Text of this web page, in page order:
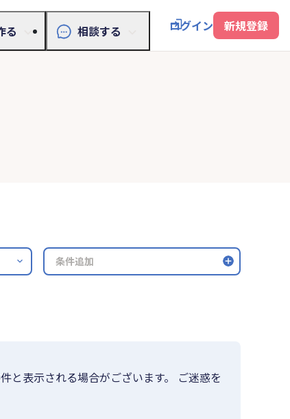
る 相談する ログイン 新規登録
条件追加
と表示される場合がございます。 ご迷惑を